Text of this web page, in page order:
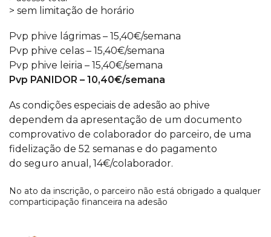
> sem limitação de horário
Pvp phive lágrimas – 15,40€/semana
Pvp phive celas – 15,40€/semana
Pvp phive leiria – 15,40€/semana
Pvp PANIDOR – 10,40€/semana
As condições especiais de adesão ao phive
dependem da apresentação de um documento
comprovativo de colaborador do parceiro, de uma
fidelização de 52 semanas e do pagamento
do seguro anual, 14€/colaborador.
No ato da inscrição, o parceiro não está obrigado a qualquer
comparticipação financeira na adesão